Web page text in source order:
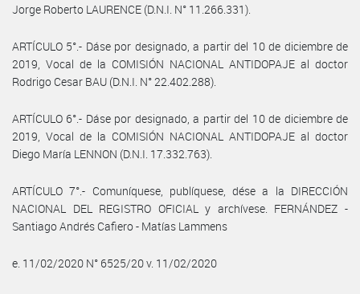
Jorge Roberto LAURENCE (D.N.I. N° 11.266.331).
ARTÍCULO 5°.- Dáse por designado, a partir del 10 de diciembre de
2019, Vocal de la COMISIÓN NACIONAL ANTIDOPAJE al doctor
Rodrigo Cesar BAU (D.N.I. N° 22.402.288).
ARTÍCULO 6°.- Dáse por designado, a partir del 10 de diciembre de
2019, Vocal de la COMISIÓN NACIONAL ANTIDOPAJE al doctor
Diego María LENNON (D.N.I. 17.332.763).
ARTÍCULO 7°.- Comuníquese, publíquese, dése a la DIRECCIÓN
NACIONAL DEL REGISTRO OFICIAL y archívese. FERNÁNDEZ -
Santiago Andrés Cafiero - Matías Lammens
e. 11/02/2020 N° 6525/20 v. 11/02/2020